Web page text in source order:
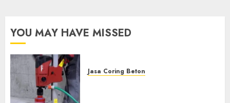
YOU MAY HAVE MISSED
Jasa Coring Beton